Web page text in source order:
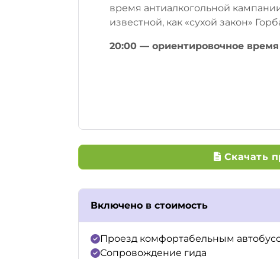
время антиалкогольной
известной, как «сухой закон»
20:00 — ориентировочное
Скачать
Включено в стоимость
Проезд комфортабельным
Сопровождение гида